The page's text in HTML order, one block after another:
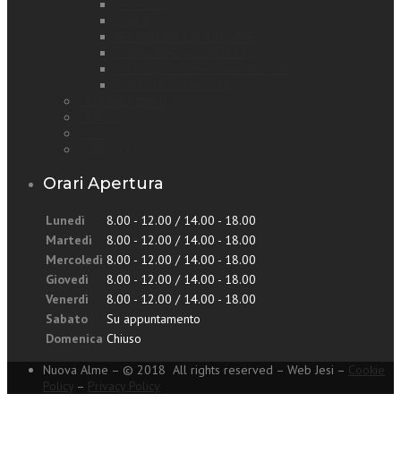
Orari Apertura
Lunedì
8.00 - 12.00 / 14.00 - 18.00
Martedì
8.00 - 12.00 / 14.00 - 18.00
Mercoledì 8.00 - 12.00 / 14.00 - 18.00
Giovedì
8.00 - 12.00 / 14.00 - 18.00
Venerdì
8.00 - 12.00 / 14.00 - 18.00
Sabato
Su appuntamento
Domenica Chiuso
Nuova Alme – © 2018 All rights reserved – Web Jesi – Cookie
Policy – Privacy Policy